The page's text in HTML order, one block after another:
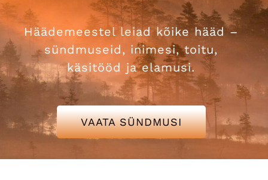
Külalisele
Täname
Hääd uudised
Kontakt
Häädemeestel leiad kõike hääd –
sündmuseid, inimesi, toitu,
käsitööd ja elamusi.
VAATA SÜNDMUSI